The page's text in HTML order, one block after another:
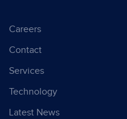
Careers
Contact
Services
Technology
Latest News